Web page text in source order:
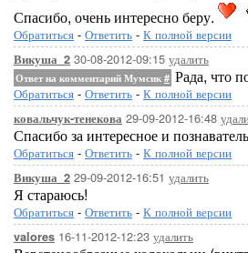
Спасибо, очень интересно беру.
Обратиться - Ответить - К полной версии
Викуша_2 30-08-2012-09:15 удалить
Ответ на комментарий Мумсик # Рада, что
Обратиться - Ответить - К полной версии
ковальчук-тенекова 29-09-2012-16:48
Спасибо за интересное и
Обратиться - Ответить - К полной версии
Викуша_2 29-09-2012-16:51 удалить
Я стараюсь!
Обратиться - Ответить - К полной версии
valores 16-11-2012-12:23 удалить